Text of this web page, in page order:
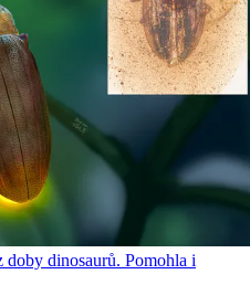
dinosaurů. Pomohla i